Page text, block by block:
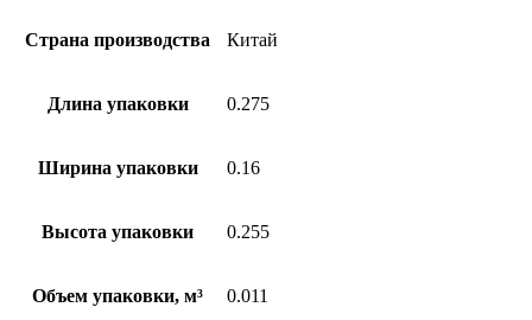
Страна производства Китай
Длина упаковки 0.275
Ширина упаковки 0.16
Высота упаковки 0.255
Объем упаковки, м³ 0.011